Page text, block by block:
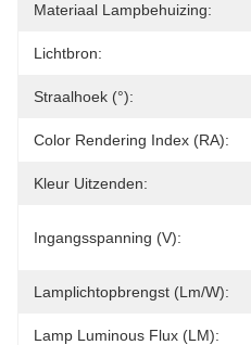
Materiaal Lampbehuizing:
Lichtbron:
Straalhoek (°):
Color Rendering Index (RA):
Kleur Uitzenden:
Ingangsspanning (V):
Lamplichtopbrengst (lm/w):
Lamp Luminous Flux (LM):